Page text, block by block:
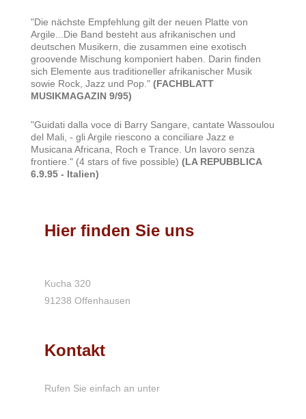
"Die nächste Empfehlung gilt der neuen Platte von
Argile...Die Band besteht aus afrikanischen und
deutschen Musikern, die zusammen eine exotisch
groovende Mischung komponiert haben. Darin finden
sich Elemente aus traditioneller afrikanischer Musik
sowie Rock, Jazz und Pop." (FACHBLATT
MUSIKMAGAZIN 9/95)
"Guidati dalla voce di Barry Sangare, cantate Wassoulou
del Mali, - gli Argile riescono a conciliare Jazz e
Musicana Africana, Roch e Trance. Un lavoro senza
frontiere." (4 stars of five possible) (LA REPUBBLICA
6.9.95 - Italien)
Hier finden Sie uns
Kucha 320
91238 Offenhausen
Kontakt
Rufen Sie einfach an unter